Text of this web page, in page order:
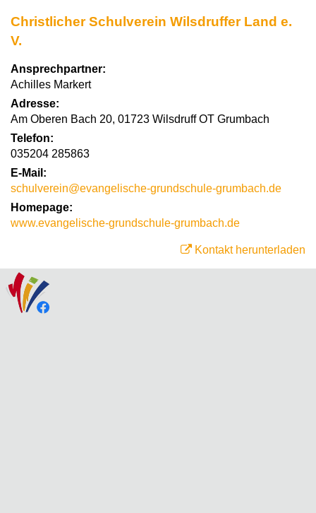
Christlicher Schulverein Wilsdruffer Land e.
V.
Ansprechpartner:
Achilles Markert
Adresse:
Am Oberen Bach 20, 01723 Wilsdruff OT Grumbach
Telefon:
035204 285863
E-Mail:
schulverein@evangelische-grundschule-grumbach.de
Homepage:
www.evangelische-grundschule-grumbach.de
Kontakt herunterladen